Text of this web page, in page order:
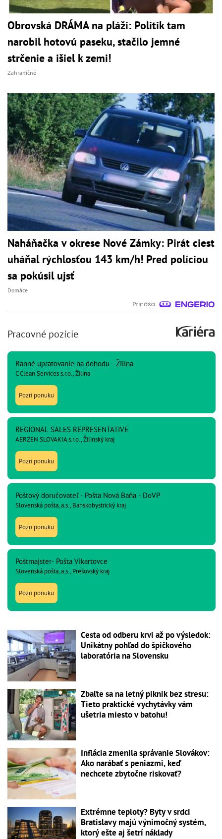
Obrovská DRÁMA na pláži: Politik tam
narobil hotovú paseku, stačilo jemné
strčenie a išiel k zemi!
Zahraničné
Naháňačka v okrese Nové Zámky: Pirát ciest
uháňal rýchlosťou 143 km/h! Pred políciou
sa pokúsil ujsť
Domáce
Pracovné pozície
Ranné upratovanie na dohodu - Žilina
C Clean Services s.r.o., Žilina
Pozri ponuku
REGIONAL SALES REPRESENTATIVE
AERZEN SLOVAKIA s.r.o., Žilinský kraj
Pozri ponuku
Poštový doručovateľ - Pošta Nová Baňa - DoVP
Slovenská pošta, a.s., Banskobystrický kraj
Pozri ponuku
Poštmajster- Pošta Vikartovce
Slovenská pošta, a.s., Prešovský kraj
Pozri ponuku
Cesta od odberu krvi až po výsledok:
Unikátny pohľad do špičkového
laboratória na Slovensku
Zbaľte sa na letný piknik bez stresu:
Tieto praktické vychytávky vám
ušetria miesto v batohu!
Inflácia zmenila správanie Slovákov:
Ako narábať s peniazmi, keď
nechcete zbytočne riskovať?
Extrémne teploty? Byty v srdci
Bratislavy majú výnimočný systém,
ktorý ešte aj šetrí náklady